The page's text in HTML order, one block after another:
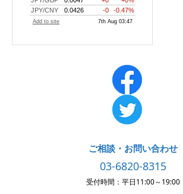
ご相談・お問い合わせ
03-6820-8315
受付時間：平日11:00～19:00